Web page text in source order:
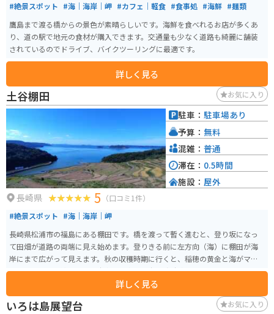
#絶景スポット #海｜海岸｜岬 #カフェ｜軽食 #食事処 #海鮮 #麺類
鷹島まで渡る橋からの景色が素晴らしいです。海鮮を食べれるお店が多くあ
り、道の駅で地元の食材が購入できます。交通量も少なく道路も綺麗に舗装
されているのでドライブ、バイクツーリングに最適です。
詳しく見る
土谷棚田 お気に入り
長崎県 5 （口コミ1件）
#絶景スポット #海｜海岸｜岬
長崎県松浦市の福島にある棚田です。橋を渡って暫く進むと、登り坂になっ
て田畑が道路の両端に見え始めます。登りきる前に左方向（海）に棚田が海
岸にまで広がって見えます。秋の収穫時期に行くと、稲穂の黄金と海がマッ
チして、とても綺麗です。駐車場は車で10台程度駐車可能です。
詳しく見る
駐車： 駐車場あり
予算： 無料
混雑： 普通
滞在： 0.5時間
施設： 屋外
いろは島展望台 お気に入り